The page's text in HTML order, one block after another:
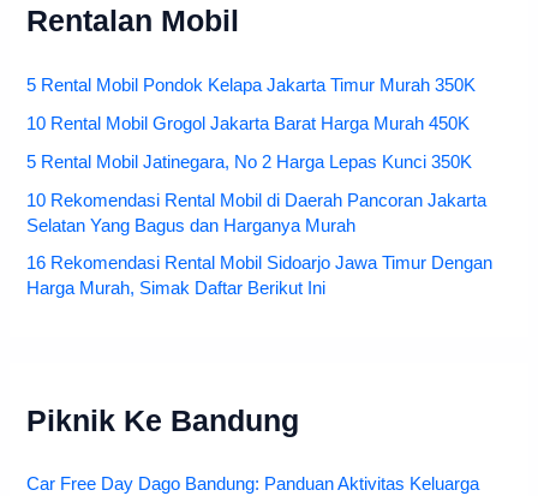
Rentalan Mobil
5 Rental Mobil Pondok Kelapa Jakarta Timur Murah 350K
10 Rental Mobil Grogol Jakarta Barat Harga Murah 450K
5 Rental Mobil Jatinegara, No 2 Harga Lepas Kunci 350K
10 Rekomendasi Rental Mobil di Daerah Pancoran Jakarta
Selatan Yang Bagus dan Harganya Murah
16 Rekomendasi Rental Mobil Sidoarjo Jawa Timur Dengan
Harga Murah, Simak Daftar Berikut Ini
Piknik Ke Bandung
Car Free Day Dago Bandung: Panduan Aktivitas Keluarga